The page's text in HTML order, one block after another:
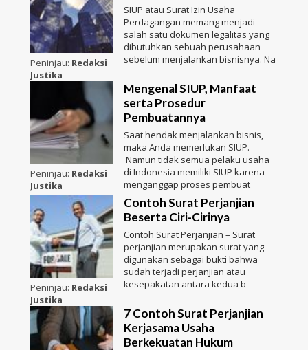
Peninjau: Redaksi
Justika
SIUP atau Surat Izin Usaha
Perdagangan memang menjadi
salah satu dokumen legalitas yang
dibutuhkan sebuah perusahaan
sebelum menjalankan bisnisnya. Na
Peninjau: Redaksi
Justika
Mengenal SIUP, Manfaat
serta Prosedur
Pembuatannya
Saat hendak menjalankan bisnis,
maka Anda memerlukan SIUP.
Namun tidak semua pelaku usaha
di Indonesia memiliki SIUP karena
menganggap proses pembuat
Peninjau: Redaksi
Justika
Contoh Surat Perjanjian
Beserta Ciri-Cirinya
Contoh Surat Perjanjian – Surat
perjanjian merupakan surat yang
digunakan sebagai bukti bahwa
sudah terjadi perjanjian atau
kesepakatan antara kedua b
7 Contoh Surat Perjanjian
Kerjasama Usaha
Berkekuatan Hukum